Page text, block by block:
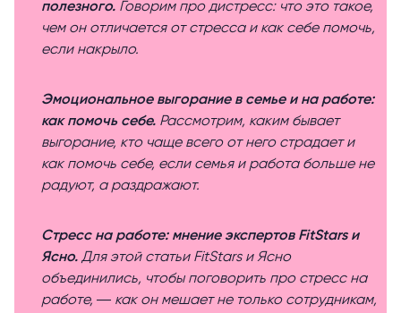
полезного. Говорим про дистресс: что это такое,
чем он отличается от стресса и как себе помочь,
если накрыло.
Эмоциональное выгорание в семье и на работе:
как помочь себе. Рассмотрим, каким бывает
выгорание, кто чаще всего от него страдает и
как помочь себе, если семья и работа больше не
радуют, а раздражают.
Стресс на работе: мнение экспертов FitStars и
Ясно. Для этой статьи FitStars и Ясно
объединились, чтобы поговорить про стресс на
работе, ― как он мешает не только сотрудникам,